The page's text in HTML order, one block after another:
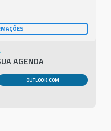
AGENDA
OUTLOOK.COM